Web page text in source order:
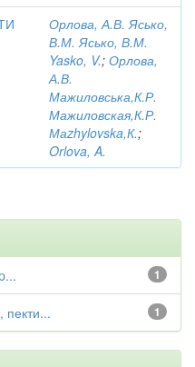
Орлова, А.В. Ясько,
В.М. Ясько, В.М.
Yasko, V.; Орлова,
А.В.
Мажиловська,К.Р.
Мажиловская,К.Р.
Маzhylovska,К.;
Orlova, A.
1
1
пекти...